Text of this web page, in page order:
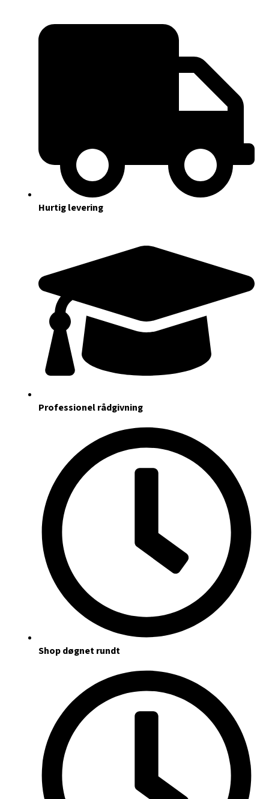
Hurtig levering
Professionel rådgivning
Shop døgnet rundt